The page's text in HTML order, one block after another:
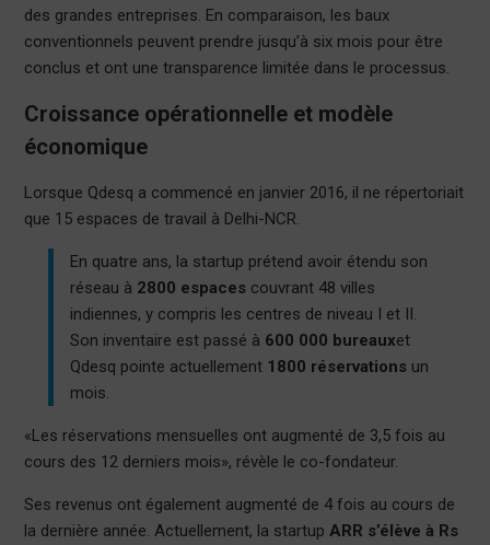
des grandes entreprises. En comparaison, les baux
conventionnels peuvent prendre jusqu’à six mois pour être
conclus et ont une transparence limitée dans le processus.
Croissance opérationnelle et modèle
économique
Lorsque Qdesq a commencé en janvier 2016, il ne répertoriait
que 15 espaces de travail à Delhi-NCR.
En quatre ans, la startup prétend avoir étendu son
réseau à 2800 espaces couvrant 48 villes
indiennes, y compris les centres de niveau I et II.
Son inventaire est passé à 600 000 bureauxet
Qdesq pointe actuellement 1800 réservations un
mois.
«Les réservations mensuelles ont augmenté de 3,5 fois au
cours des 12 derniers mois», révèle le co-fondateur.
Ses revenus ont également augmenté de 4 fois au cours de
la dernière année. Actuellement, la startup ARR s’élève à Rs